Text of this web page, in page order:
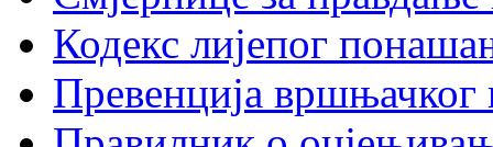
Кодекс лијепог
Превенција вршњачког